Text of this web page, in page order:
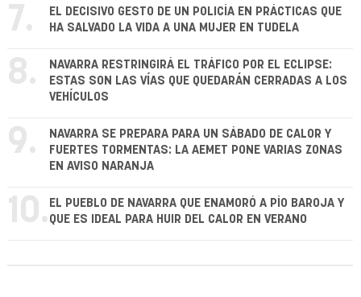
7.
EL DECISIVO GESTO DE UN POLICÍA EN PRÁCTICAS QUE
HA SALVADO LA VIDA A UNA MUJER EN TUDELA
8.
NAVARRA RESTRINGIRÁ EL TRÁFICO POR EL ECLIPSE:
ESTAS SON LAS VÍAS QUE QUEDARÁN CERRADAS A LOS
VEHÍCULOS
9.
NAVARRA SE PREPARA PARA UN SÁBADO DE CALOR Y
FUERTES TORMENTAS: LA AEMET PONE VARIAS ZONAS
EN AVISO NARANJA
10. EL PUEBLO DE NAVARRA QUE ENAMORÓ A PÍO BAROJA Y
QUE ES IDEAL PARA HUIR DEL CALOR EN VERANO